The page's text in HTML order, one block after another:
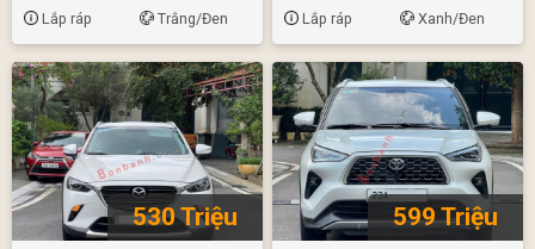
Lắp ráp Trắng/Đen Lắp ráp Xanh/Đen
530 Triệu
599 Triệu